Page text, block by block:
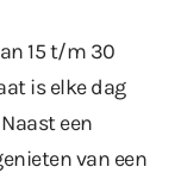
15 t/m 30
is elke dag
een
van een